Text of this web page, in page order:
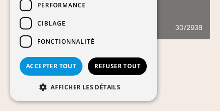
NORBA PRODUCTION SA
504 30/2938
PERFORMANCE
CIBLAGE
FONCTIONNALITÉ
ACCEPTER TOUT REFUSER TOUT
AFFICHER LES DÉTAILS